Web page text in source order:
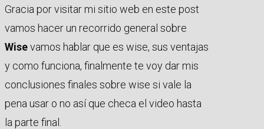
Gracia por visitar mi sitio web en este post
vamos hacer un recorrido general sobre
Wisevamos hablar que es wise, sus ventajas
y como funciona, finalmente te voy dar mis
conclusiones finales sobre wise si vale la
pena usar o no así que checa el video hasta
la parte final.